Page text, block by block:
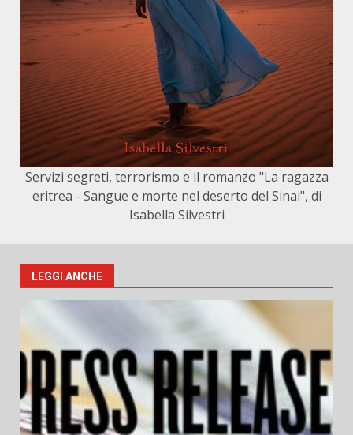
Servizi segreti, terrorismo e il romanzo "La ragazza
eritrea - Sangue e morte nel deserto del Sinai", di
Isabella Silvestri
LEGGI ANCHE